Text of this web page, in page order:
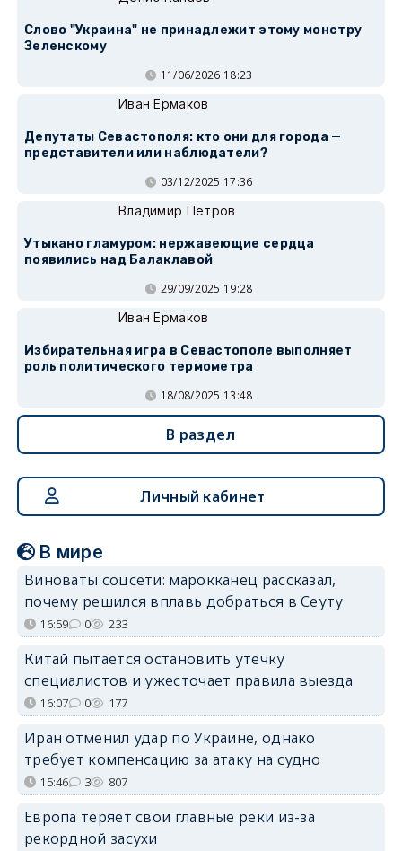
Слово "Украина" не принадлежит этому монстру
Зеленскому
11/06/2026 18:23
Иван Ермаков
Депутаты Севастополя: кто они для города —
представители или наблюдатели?
03/12/2025 17:36
Владимир Петров
Утыкано гламуром: нержавеющие сердца
появились над Балаклавой
29/09/2025 19:28
Иван Ермаков
Избирательная игра в Севастополе выполняет
роль политического термометра
18/08/2025 13:48
В раздел
Личный кабинет
В мире
Виноваты соцсети: марокканец рассказал,
почему решился вплавь добраться в Сеуту
16:59 0 233
Китай пытается остановить утечку
специалистов и ужесточает правила выезда
16:07 0 177
Иран отменил удар по Украине, однако
требует компенсацию за атаку на судно
15:46 3 807
Европа теряет свои главные реки из-за
рекордной засухи